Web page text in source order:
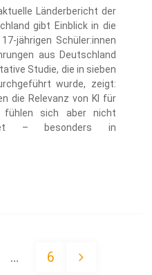
Länderbericht der
gibt Einblick in die
jährigen Schüler:innen
aus Deutschland
Studie, die in sieben
wurde, zeigt:
die Relevanz von KI für
fühlen sich aber nicht
– besonders in
… 6